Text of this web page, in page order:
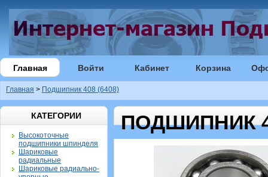
Главная Войти Кабинет Корзина
Главная > Подшипник 408 (6408)
КАТЕГОРИИ
Высокоточные
подшипники шпинделя
Шариковые
радиальные
Шариковые радиально-
ПОДШИПНИК